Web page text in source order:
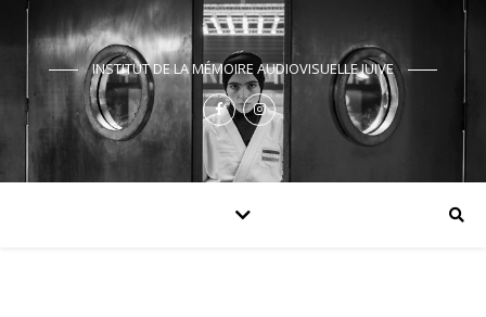
INSTITUT DE LA MÉMOIRE AUDIOVISUELLE JUIVE